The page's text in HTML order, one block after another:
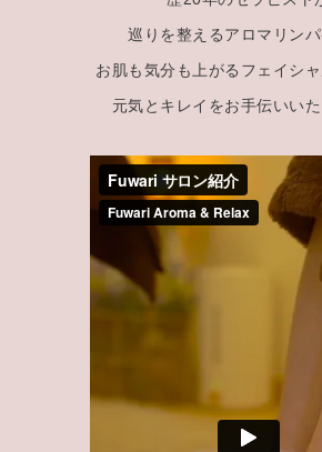
巡りを整えるアロマリンパ
お肌も気分も上がるフェイシ
元気とキレイをお手伝いいた